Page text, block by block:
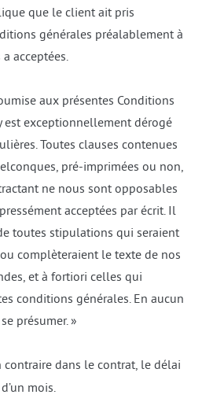
que le client ait pris
générales préalablement à
acceptées.
aux présentes Conditions
est exceptionnellement dérogé
Toutes clauses contenues
pré-imprimées ou non,
ne nous sont opposables
acceptées par écrit. Il
toutes stipulations qui seraient
complèteraient le texte de nos
et à fortiori celles qui
conditions générales. En aucun
présumer. »
dans le contrat, le délai
mois.